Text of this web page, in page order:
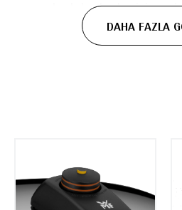
oranda daha hızlı pişirme
vitaminini 1,7 kata kadar
ağır ateşte pişirilen et
tikka masalaya ve tatlılara
tarifler hazırlamanıza
kolaylığı için tasarlanan 7
DAHA FAZLA